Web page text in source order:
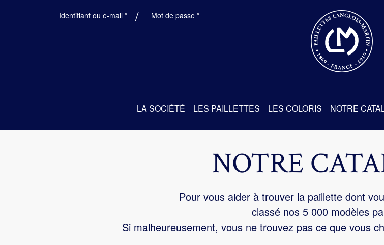
Identifiant ou e-mail *ObligatoireMot de passe *Obligatoire
LA SOCIÉTÉ LES PAILLETTES LES COLORIS NOTRE
NOTRE
Pour vous aider à trouver la paillette dont
classé nos 5 000 modèles
Si malheureusement, vous ne trouvez pas ce que vous